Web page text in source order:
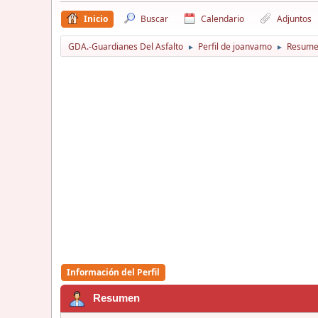
Inicio Buscar Calendario Adjuntos
GDA.-Guardianes Del Asfalto ► Perfil de joanvamo ►
Información del Perfil
Resumen